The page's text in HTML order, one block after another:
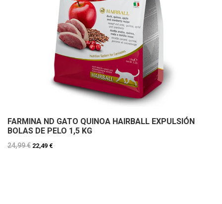
FARMINA ND GATO QUINOA HAIRBALL EXPULSIÓN
BOLAS DE PELO 1,5 KG
24,99 € 22,49 €